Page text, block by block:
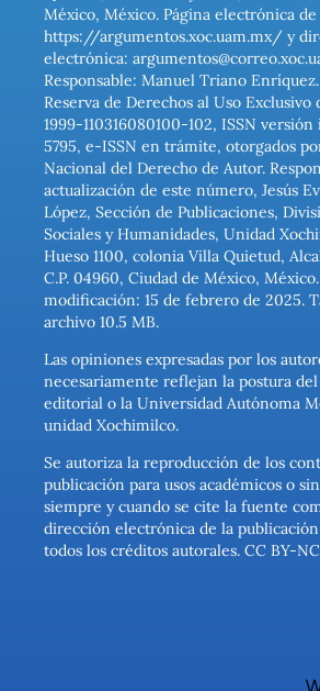
México, México. Página electrónica
https://argumentos.xoc.uam.mx/ y
electrónica:
Responsable: Manuel Triano
Reserva de Derechos al Uso
1999-110316080100-102, ISSN versión
5795, e-ISSN en trámite, otorgados
Nacional del Derecho de Autor.
actualización de este número, Jesús
López, Sección de Publicaciones,
Sociales y Humanidades, Unidad
Hueso 1100, colonia Villa Quietud,
C.P. 04960, Ciudad de México,
modificación: 15 de febrero de 2025.
archivo 10.5 MB.
Las opiniones expresadas por los
necesariamente reflejan la postura
editorial o la Universidad Autónoma
unidad Xochimilco.
Se autoriza la reproducción de los
publicación para usos académicos o
siempre y cuando se cite la fuente
dirección electrónica de la
todos los créditos autorales. CC BY-